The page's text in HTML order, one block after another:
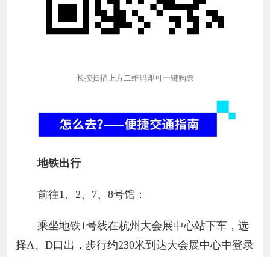
长按扫描上方二维码即可一键购票
地铁出行
前往1、2、7、8号馆：
乘坐地铁1号线在杭州大会展中心站下车，选
择A、D口出，步行约230米到达大会展中心中登录